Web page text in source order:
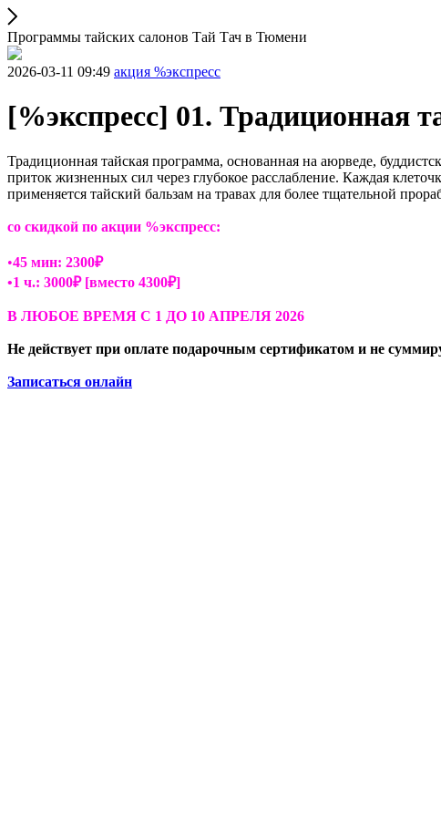
Программы тайских салонов Тай Тач в Тюмени
2026-03-11 09:49 акция %экспресс
[%экспресс] 01. Традиционная
Традиционная тайская программа, основанная на аюрведе,
приток жизненных сил через глубокое расслабление. Каждая
применяется тайский бальзам на травах для более тщательной
со скидкой по акции %экспресс:
•45 мин: 2300₽
•1 ч.: 3000₽ [вместо 4300₽]
В ЛЮБОЕ ВРЕМЯ С 1 ДО 10 АПРЕЛЯ 2026
Не действует при оплате подарочным сертификатом и не
Записаться онлайн